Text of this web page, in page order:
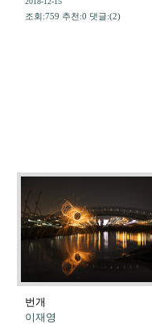
조회:759 추천:0 댓글:(2)
번개
이재영